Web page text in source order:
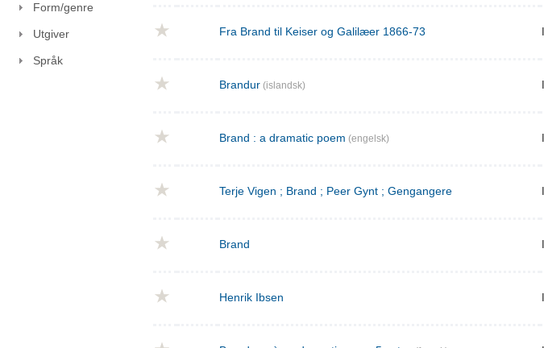
Form/genre
Utgiver
Språk
Fra Brand til Keiser og Galilæer 1866-73
Brandur (islandsk)
Brand : a dramatic poem (engelsk)
Terje Vigen ; Brand ; Peer Gynt ; Gengangere
Brand
Henrik Ibsen